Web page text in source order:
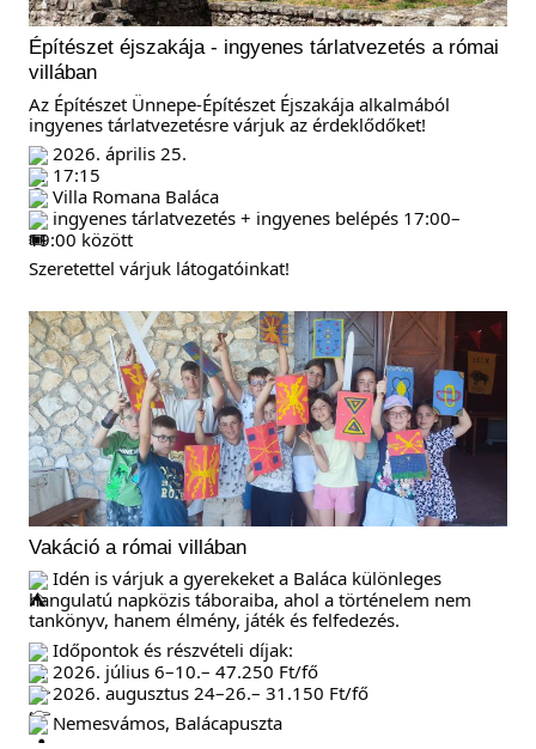
Építészet éjszakája - ingyenes tárlatvezetés a római
villában
Az Építészet Ünnepe-Építészet Éjszakája alkalmából
ingyenes tárlatvezetésre várjuk az érdeklődőket!
2026. április 25.
17:15
Villa Romana Baláca
ingyenes tárlatvezetés + ingyenes belépés 17:00–
19:00 között
Szeretettel várjuk látogatóinkat!
Vakáció a római villában
Idén is várjuk a gyerekeket a Baláca különleges
hangulatú napközis táboraiba, ahol a történelem nem
tankönyv, hanem élmény, játék és felfedezés.
Időpontok és részvételi díjak:
2026. július 6–10.– 47.250 Ft/fő
2026. augusztus 24–26.– 31.150 Ft/fő
Nemesvámos, Balácapuszta